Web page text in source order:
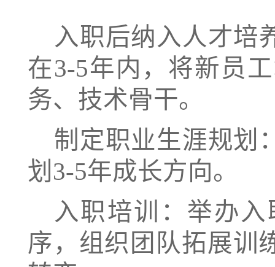
入职后纳入人才培
在3-5年内，将新员
务、技术骨干。
制定职业生涯规划
划 3-5年成长方向。
入职培训：举办
序，组织团队拓展训